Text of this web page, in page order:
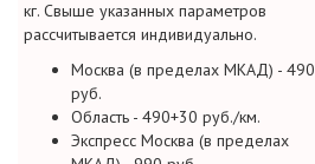
кг. Свыше указанных параметров
рассчитывается индивидуально.
Москва (в пределах МКАД) - 490
руб.
Область - 490+30 руб./км.
Экспресс Москва (в пределах